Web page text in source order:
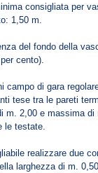
consigliata per
1,50 m.
del fondo della
cento).
campo di gara
tese tra le pareti
m. 2,00 e massima
le testate.
realizzare due
larghezza di m.